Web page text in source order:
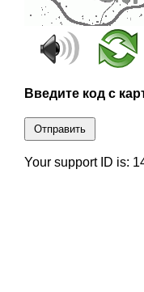
Введите код с
Отправить
Your support ID is: